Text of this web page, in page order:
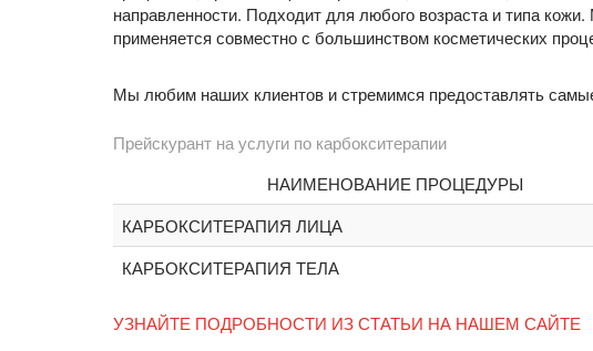
направленности. Подходит для любого возраста и типа
применяется совместно с большинством косметических
Мы любим наших клиентов и стремимся предоставлять
Прейскурант на услуги по карбокситерапии
НАИМЕНОВАНИЕ ПРОЦЕДУРЫ
КАРБОКСИТЕРАПИЯ ЛИЦА
КАРБОКСИТЕРАПИЯ ТЕЛА
УЗНАЙТЕ ПОДРОБНОСТИ ИЗ СТАТЬИ НА НАШЕМ САЙТЕ